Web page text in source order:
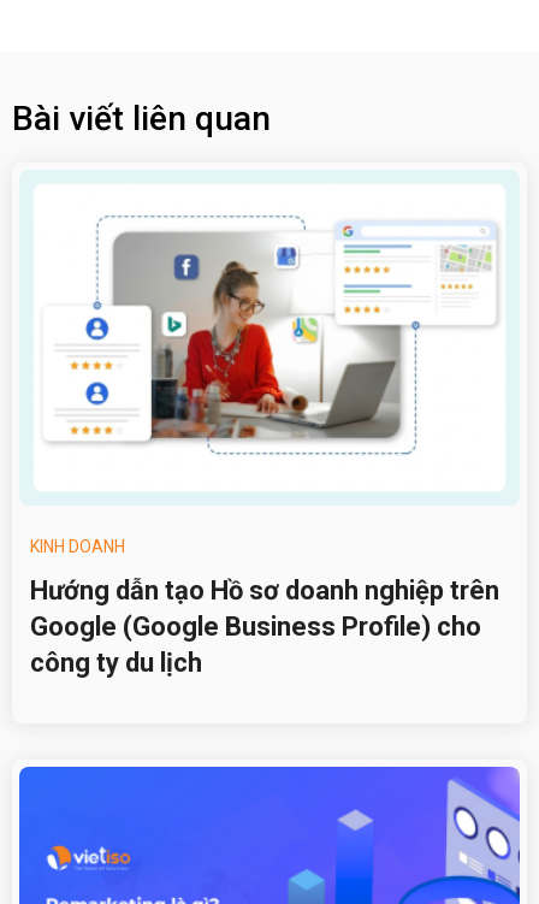
Bài viết liên quan
KINH DOANH
Hướng dẫn tạo Hồ sơ doanh nghiệp trên
Google (Google Business Profile) cho
công ty du lịch